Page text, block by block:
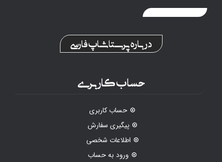
درباره پرستاشاپ فارسی
حساب کاربری
حساب کاربری
پیگیری سفارش
اطلاعات شخصی
ورود به حساب